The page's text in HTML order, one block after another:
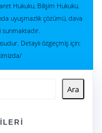
Hukuku, Bilişim Hukuku,
uyuşmazlık çözümü, dava
sunmaktadır.
Detaylı özgeçmiş için:
Ara